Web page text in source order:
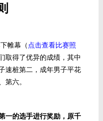
帷幕（点击查看比赛照
取得了优异的成绩，其中
速桩第二，成年男子平花
六。
一的选手进行奖励，原千